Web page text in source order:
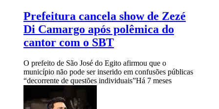
Prefeitura cancela show de Zezé
Di Camargo após polêmica do
cantor com o SBT
O prefeito de São José do Egito afirmou que o
município não pode ser inserido em confusões públicas
“decorrente de questões individuais”Há 7 meses